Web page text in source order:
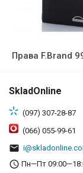
Права F.Brand
SkladOnline
(097) 307-28-87
(066) 055-99-61
Пн—Пт